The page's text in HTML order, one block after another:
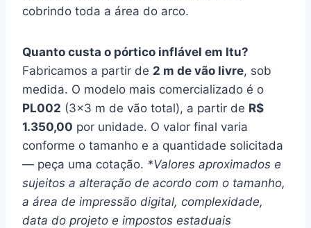
cobrindo toda a área do arco.
Quanto custa o pórtico inflável em Itu?
Fabricamos a partir de 2 m de vão livre, sob
medida. O modelo mais comercializado é o
PL002 (3×3 m de vão total), a partir de R$
1.350,00 por unidade. O valor final varia
conforme o tamanho e a quantidade solicitada
— peça uma cotação. *Valores aproximados e
sujeitos a alteração de acordo com o tamanho,
a área de impressão digital, complexidade,
data do projeto e impostos estaduais